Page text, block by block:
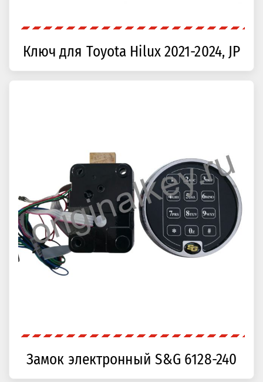
Ключ для Toyota Hilux 2021-2024, JP
Замок электронный S&G 6128-240